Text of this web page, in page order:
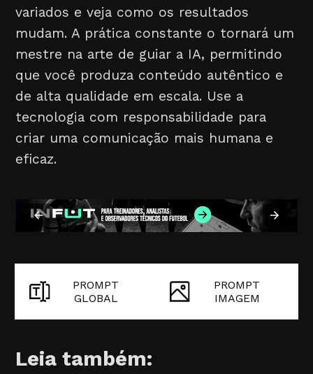
variados e veja como os resultados
mudam. A prática constante o tornará um
mestre na arte de guiar a IA, permitindo
que você produza conteúdo autêntico e
de alta qualidade em escala. Use a
tecnologia com responsabilidade para
criar uma comunicação mais humana e
eficaz.
PROMPT
GLOBAL
PROMPT
IMAGEM
Leia também: